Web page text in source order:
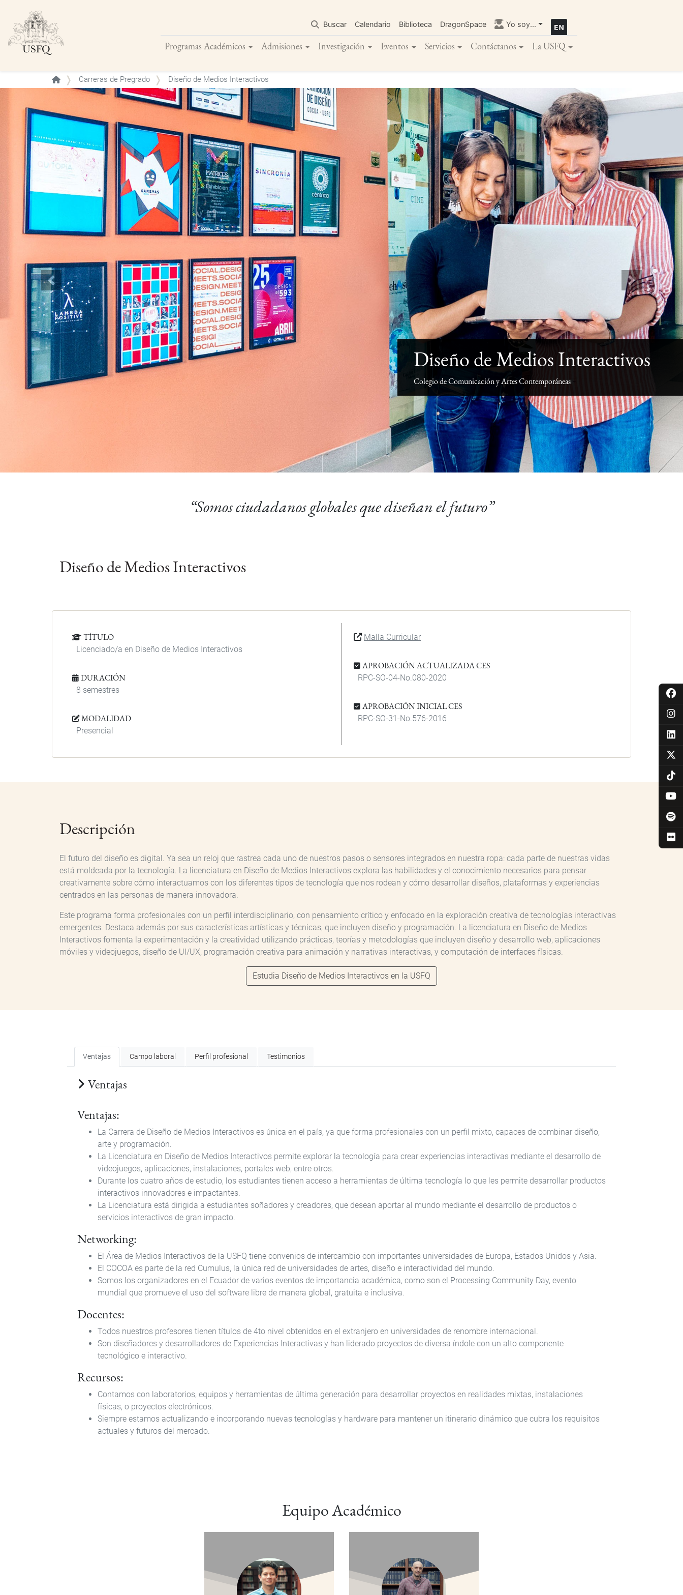
contenido
principal
Buscar Calendario Biblioteca DragonSpace Yo soy...
Programas Académicos Admisiones Investigación Eventos Servicios Contáctanos La USFQ
Buscar
Carreras de Pregrado Diseño de Medios Interactivos
Previous Next
Diseño de Medios Interactivos
Colegio de Comunicación y Artes Contemporáneas
“Somos ciudadanos globales que diseñan el futuro”
Diseño de Medios Interactivos
TÍTULO
Licenciado/a en Diseño de Medios Interactivos
DURACIÓN
8 semestres
MODALIDAD
Presencial
Malla Curricular
APROBACIÓN ACTUALIZADA CES
RPC-SO-04-No.080-2020
APROBACIÓN INICIAL CES
RPC-SO-31-No.576-2016
Descripción
El futuro del diseño es digital. Ya sea un reloj que rastrea cada uno de nuestros pasos o sensores integrados en nuestra ropa: cada parte de nuestras vidas
está moldeada por la tecnología. La licenciatura en Diseño de Medios Interactivos explora las habilidades y el conocimiento necesarios para pensar
creativamente sobre cómo interactuamos con los diferentes tipos de tecnología que nos rodean y cómo desarrollar diseños, plataformas y experiencias
centrados en las personas de manera innovadora.
Este programa forma profesionales con un perfil interdisciplinario, con pensamiento crítico y enfocado en la exploración creativa de tecnologías interactivas
emergentes. Destaca además por sus características artísticas y técnicas, que incluyen diseño y programación. La licenciatura en Diseño de Medios
Interactivos fomenta la experimentación y la creatividad utilizando prácticas, teorías y metodologías que incluyen diseño y desarrollo web, aplicaciones
móviles y videojuegos, diseño de UI/UX, programación creativa para animación y narrativas interactivas, y computación de interfaces físicas.
Estudia Diseño de Medios Interactivos en la USFQ
Ventajas Campo laboral Perfil profesional Testimonios
Ventajas
Ventajas:
La Carrera de Diseño de Medios Interactivos es única en el país, ya que forma profesionales con un perfil mixto, capaces de combinar diseño,
arte y programación.
La Licenciatura en Diseño de Medios Interactivos permite explorar la tecnología para crear experiencias interactivas mediante el desarrollo de
videojuegos, aplicaciones, instalaciones, portales web, entre otros.
Durante los cuatro años de estudio, los estudiantes tienen acceso a herramientas de última tecnología lo que les permite desarrollar productos
interactivos innovadores e impactantes.
La Licenciatura está dirigida a estudiantes soñadores y creadores, que desean aportar al mundo mediante el desarrollo de productos o
servicios interactivos de gran impacto.
Networking:
El Área de Medios Interactivos de la USFQ tiene convenios de intercambio con importantes universidades de Europa, Estados Unidos y Asia.
El COCOA es parte de la red Cumulus, la única red de universidades de artes, diseño e interactividad del mundo.
Somos los organizadores en el Ecuador de varios eventos de importancia académica, como son el Processing Community Day, evento
mundial que promueve el uso del software libre de manera global, gratuita e inclusiva.
Docentes:
Todos nuestros profesores tienen títulos de 4to nivel obtenidos en el extranjero en universidades de renombre internacional.
Son diseñadores y desarrolladores de Experiencias Interactivas y han liderado proyectos de diversa índole con un alto componente
tecnológico e interactivo.
Recursos:
Contamos con laboratorios, equipos y herramientas de última generación para desarrollar proyectos en realidades mixtas, instalaciones
físicas, o proyectos electrónicos.
Siempre estamos actualizando e incorporando nuevas tecnologías y hardware para mantener un itinerario dinámico que cubra los requisitos
actuales y futuros del mercado.
Equipo Académico